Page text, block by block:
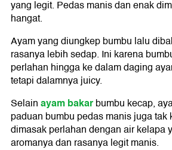
yang legit. Pedas manis dan enak
hangat.
Ayam yang diungkep bumbu lalu
rasanya lebih sedap. Ini karena
perlahan hingga ke dalam daging
tetapi dalamnya juicy.
Selainayam bakarbumbu kecap,
paduan bumbu pedas manis juga tak
dimasak perlahan dengan air kelapa
aromanya dan rasanya legit manis.